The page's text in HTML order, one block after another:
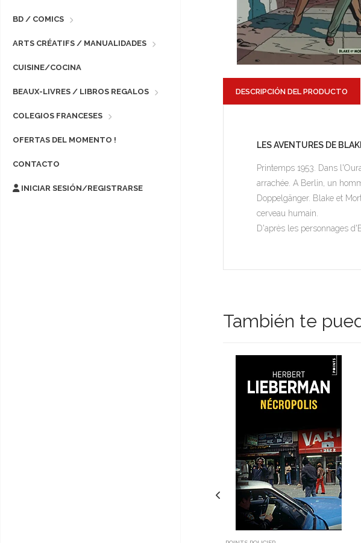
BD / COMICS
ARTS CRÉATIFS / MANUALIDADES
CUISINE/COCINA
BEAUX-LIVRES / LIBROS REGALOS
COLEGIOS FRANCESES
OFERTAS DEL MOMENTO !
CONTACTO
INICIAR SESIÓN/REGISTRARSE
DESCRIPCIÓN DEL PRODUCTO
LES AVENTURES DE
Printemps 1953. Dans
arrachée. A Berlin, un
Doppelgänger. Blake et
cerveau humain.
D'après les personnages
También te